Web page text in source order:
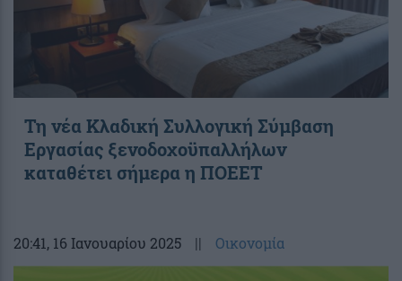
Τη νέα Κλαδική Συλλογική Σύμβαση
Εργασίας ξενοδοχοϋπαλλήλων
καταθέτει σήμερα η ΠΟΕΕΤ
20:41, 16 Ιανουαρίου 2025 || Οικονομία